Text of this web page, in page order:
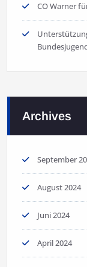
CO Warner
Archives
September
August 2024
Juni 2024
April 2024